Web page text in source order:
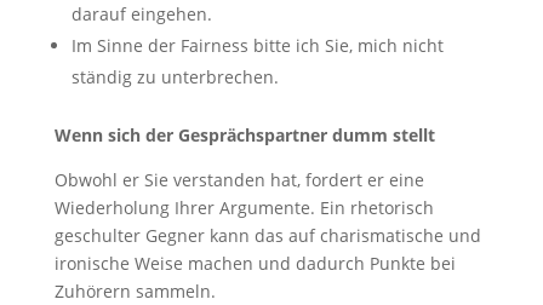
darauf eingehen.
Im Sinne der Fairness bitte ich Sie, mich nicht
ständig zu unterbrechen.
Wenn sich der Gesprächspartner dumm stellt
Obwohl er Sie verstanden hat, fordert er eine
Wiederholung Ihrer Argumente. Ein rhetorisch
geschulter Gegner kann das auf charismatische und
ironische Weise machen und dadurch Punkte bei
Zuhörern sammeln.